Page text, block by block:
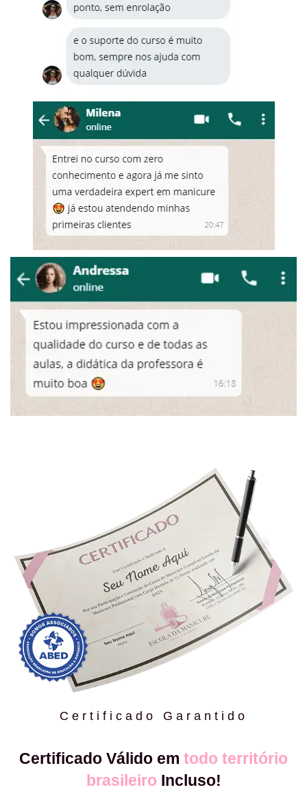
Certificado Garantido
Certificado Válido em todo território
brasileiro Incluso!